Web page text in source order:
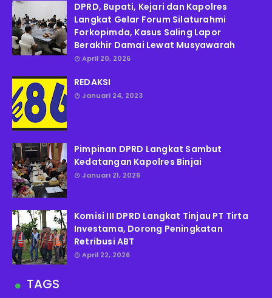
DPRD, Bupati, Kejari dan Kapolres
Langkat Gelar Forum Silaturahmi
Forkopimda, Kasus Saling Lapor
Berakhir Damai Lewat Musyawarah
April 20, 2026
REDAKSI
Januari 24, 2023
Pimpinan DPRD Langkat Sambut
Kedatangan Kapolres Binjai
Januari 21, 2026
Komisi III DPRD Langkat Tinjau PT Tirta
Investama, Dorong Peningkatan
Retribusi ABT
April 22, 2026
TAGS